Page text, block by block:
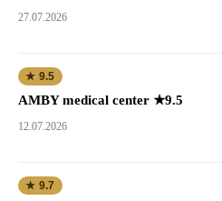
27.07.2026
★ 9.5
AMBY medical center ★9.5
12.07.2026
★ 9.7